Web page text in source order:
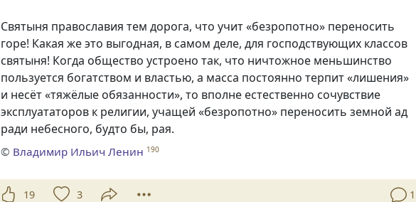
Святыня православия тем дорога, что учит«безропотно» переносить
горе! Какая же это выгодная, в самом деле, для господствующих классов
святыня! Когда общество устроено так, что ничтожное меньшинство
пользуется богатством и властью, а масса постоянно терпит«лишения»
и несёт«тяжёлые обязанности», то вполне естественно сочувствие
эксплуататоров к религии, учащей «безропотно» переносить земной ад
ради небесного, будто бы, рая.
© Владимир Ильич Ленин 190
19 3 1